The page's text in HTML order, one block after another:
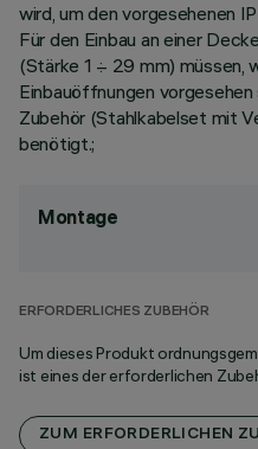
wird, um den vorgesehenen
Für den Einbau an einer
(Stärke 1 ÷ 29 mm) müssen,
Einbauöffnungen
Zubehör (Stahlkabelset mit
benötigt.;
Montage
ERFORDERLICHES ZUBEHÖR
Um dieses Produkt
ist eines der erforderlichen
ZUM ERFORDERLICHEN